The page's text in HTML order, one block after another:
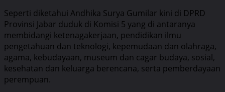
Seperti diketahui Andhika Surya Gumilar kini di DPRD
Provinsi Jabar duduk di Komisi 5 yang di antaranya
membidangi ketenagakerjaan, pendidikan ilmu
pengetahuan dan teknologi, kepemudaan dan olahraga,
agama, kebudayaan, museum dan cagar budaya, sosial,
kesehatan dan keluarga berencana, serta pemberdayaan
perempuan.